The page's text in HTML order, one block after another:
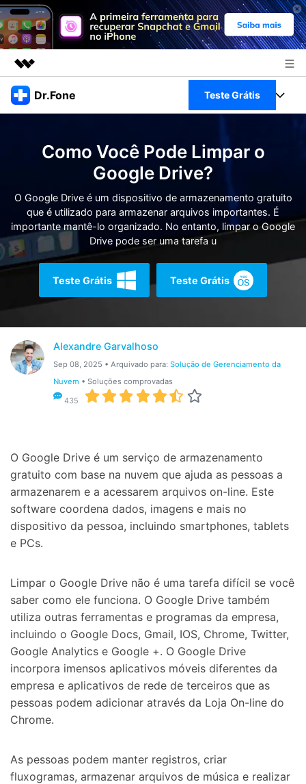
Produtos em destaque
Visão geral
Sobre nós
Sala de imprensa
Loja
Dr.Fone Teste Grátis
Veja Toolkit Completo >
Para PC
Para Celular
Online
Guia & Suporte
Ações rápidas
Centro de Ajuda
Recursos
Transferir Dados
Reparar Celular
Proteção do celular
Entrar
Como Você Pode Limpar o
Google Drive?
O Google Drive é um dispositivo de armazenamento gratuito
que é utilizado para armazenar arquivos importantes. É
importante mantê-lo organizado. No entanto, limpar o Google
Drive pode ser uma tarefa u
Teste Grátis Teste Grátis
Alexandre Garvalhoso
Sep 08, 2025 • Arquivado para: Solução de Gerenciamento da
Nuvem • Soluções comprovadas
435
O Google Drive é um serviço de armazenamento
gratuito com base na nuvem que ajuda as pessoas a
armazenarem e a acessarem arquivos on-line. Este
software coordena dados, imagens e mais no
dispositivo da pessoa, incluindo smartphones, tablets
e PCs.
Limpar o Google Drive não é uma tarefa difícil se você
saber como ele funciona. O Google Drive também
utiliza outras ferramentas e programas da empresa,
incluindo o Google Docs, Gmail, IOS, Chrome, Twitter,
Google Analytics e Google +. O Google Drive
incorpora imensos aplicativos móveis diferentes da
empresa e aplicativos de rede de terceiros que as
pessoas podem adicionar através da Loja On-line do
Chrome.
As pessoas podem manter registros, criar
fluxogramas, armazenar arquivos de música e realizar